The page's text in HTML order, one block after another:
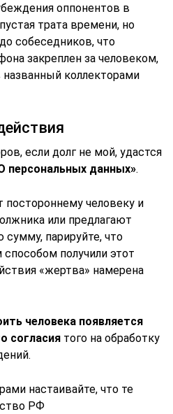
оппонентов в
трата времени, но
собеседников, что
закреплен за человеком,
коллекторами
если долг не мой, удастся
персональных данных».
постороннему человеку и
или предлагают
сумму, парируйте, что
получили этот
«жертва» намерена
человека появляется
согласия того на обработку
настаивайте, что те
РФ